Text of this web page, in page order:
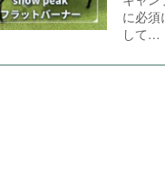
に必須
して…